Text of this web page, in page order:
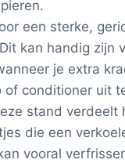
een sterke,
kan handig zijn
je extra
of conditioner uit
stand verdeelt
die een
vooral